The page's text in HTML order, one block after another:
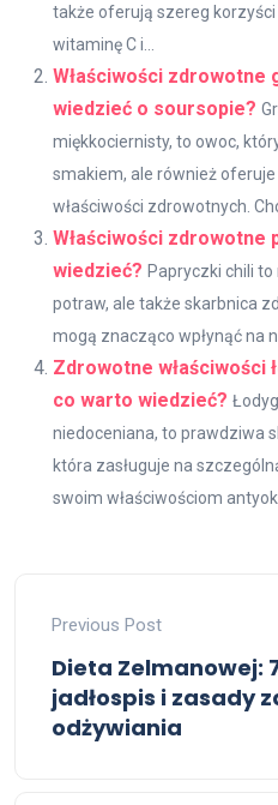
także oferują szereg
witaminę C i...
Właściwości zdrowotne
wiedzieć o soursopie?
miękkociernisty, to owoc,
smakiem, ale również
właściwości zdrowotnych.
Właściwości zdrowotne
wiedzieć? Papryczki chili
potraw, ale także skarbnica
mogą znacząco wpłynąć na
Zdrowotne właściwości
co warto wiedzieć?
niedoceniana, to prawdziwa
która zasługuje na
swoim właściwościom
Previous Post
Dieta Zelmanowej:
jadłospis i zasady
odżywiania